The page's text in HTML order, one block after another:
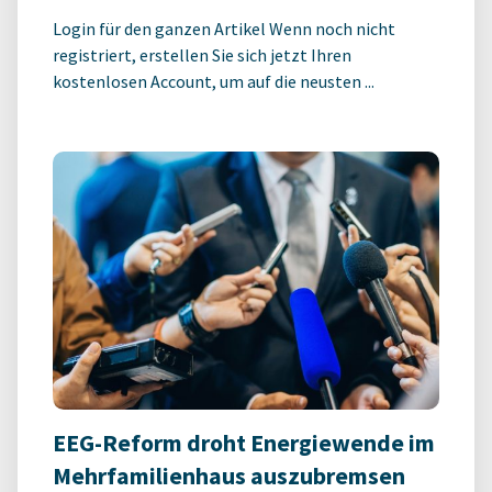
Login für den ganzen Artikel Wenn noch nicht
registriert, erstellen Sie sich jetzt Ihren
kostenlosen Account, um auf die neusten ...
EEG-Reform droht Energiewende im
Mehrfamilienhaus auszubremsen